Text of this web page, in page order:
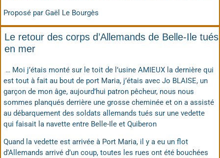
Proposé par Gaël Le Bourgès
Le retour des corps d’Allemands de Belle-Ile tués
en mer
… Moi j’étais monté sur le toit de l’usine AMIEUX la dernière qui
est tout à fait au bout de port Maria, j’étais avec Jo BLAISE, un
garçon de mon âge, aujourd’hui patron pêcheur, nous nous
sommes planqués derrière une grosse cheminée et on a assisté
au débarquement des soldats allemands tués sur une vedette
qui faisait la navette entre Belle-Ile et Quiberon
Quand la vedette est arrivée à Port Maria, il y a eu un flot
d’Allemands arrivé d’un coup, toutes les rues ont été bouchées